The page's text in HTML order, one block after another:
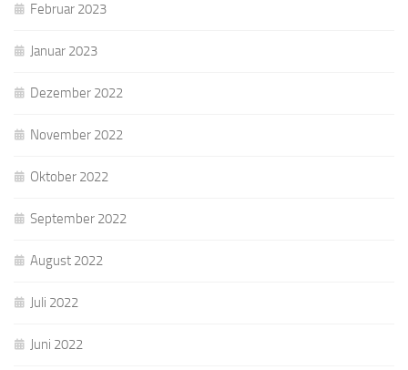
Februar 2023
Januar 2023
Dezember 2022
November 2022
Oktober 2022
September 2022
August 2022
Juli 2022
Juni 2022